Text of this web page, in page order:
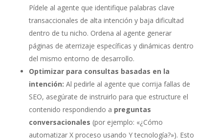
Pídele al agente que identifique palabras clave
transaccionales de alta intención y baja dificultad
dentro de tu nicho. Ordena al agente generar
páginas de aterrizaje específicas y dinámicas dentro
del mismo entorno de desarrollo.
Optimizar para consultas basadas en la
intención: Al pedirle al agente que corrija fallas de
SEO, asegúrate de instruirlo para que estructure el
contenido respondiendo a preguntas
conversacionales (por ejemplo: «¿Cómo
automatizar X proceso usando Y tecnología?»). Esto